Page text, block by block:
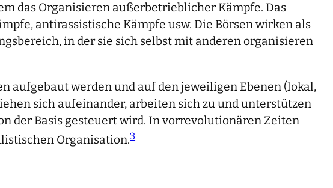
das Organisieren außerbetrieblicher Kämpfe. Das
antirassistische Kämpfe usw. Die Börsen wirken als
in der sie sich selbst mit anderen organisieren
aufgebaut werden und auf den jeweiligen Ebenen (lokal,
sich aufeinander, arbeiten sich zu und unterstützen
der Basis gesteuert wird. In vorrevolutionären Zeiten
Organisation.3